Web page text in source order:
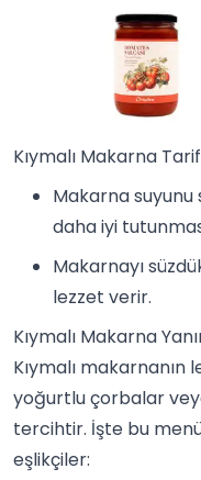
Kıymalı Makarna
Makarna
daha iyi
Makarnayı
lezzet verir.
Kıymalı Makarna
Kıymalı
yoğurtlu çorbalar
tercihtir. İşte bu
eşlikçiler: